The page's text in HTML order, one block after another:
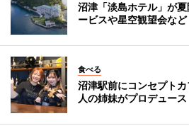
沼津「淡島ホテル」が
ービスや星空観望会など
食べる
沼津駅前にコンセプト
人の姉妹がプロデュース